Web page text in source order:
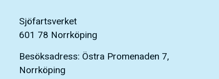
Sjöfartsverket
601 78 Norrköping
Besöksadress: Östra Promenaden 7,
Norrköping